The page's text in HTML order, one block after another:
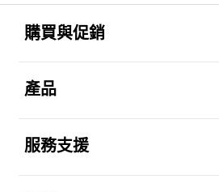
購買與促銷
產品
服務支援